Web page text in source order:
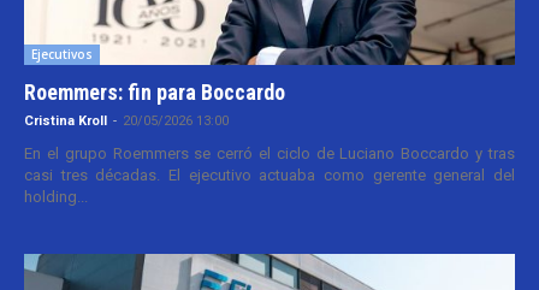
Ejecutivos
Roemmers: fin para Boccardo
Cristina Kroll - 20/05/2026 13:00
En el grupo Roemmers se cerró el ciclo de Luciano Boccardo y tras
casi tres décadas. El ejecutivo actuaba como gerente general del
holding...